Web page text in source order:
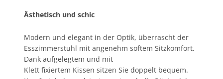
Ästhetisch und schic
Modern und elegant in der Optik, überrascht der
Esszimmerstuhl mit angenehm softem Sitzkomfort.
Dank aufgelegtem und mit
Klett fixiertem Kissen sitzen Sie doppelt bequem.